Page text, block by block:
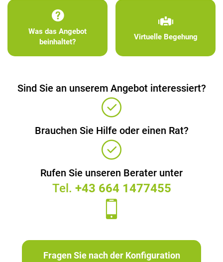
Was das Angebot
beinhaltet?
Virtuelle Begehung
Sind Sie an unserem Angebot interessiert?
Brauchen Sie Hilfe oder einen Rat?
Rufen Sie unseren Berater unter
Tel. +43 664 1477455
Fragen Sie nach der Konfiguration